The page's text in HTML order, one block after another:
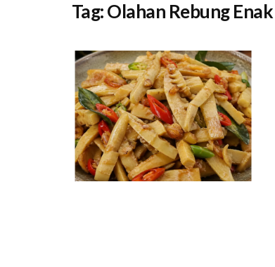
Tag:Olahan Rebung Enak